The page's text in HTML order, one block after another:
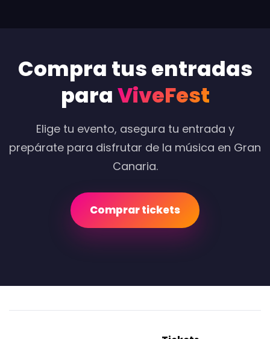
Compra tus entradas
paraViveFest
Elige tu evento, asegura tu entrada y
prepárate para disfrutar de la música en Gran
Canaria.
Comprar tickets